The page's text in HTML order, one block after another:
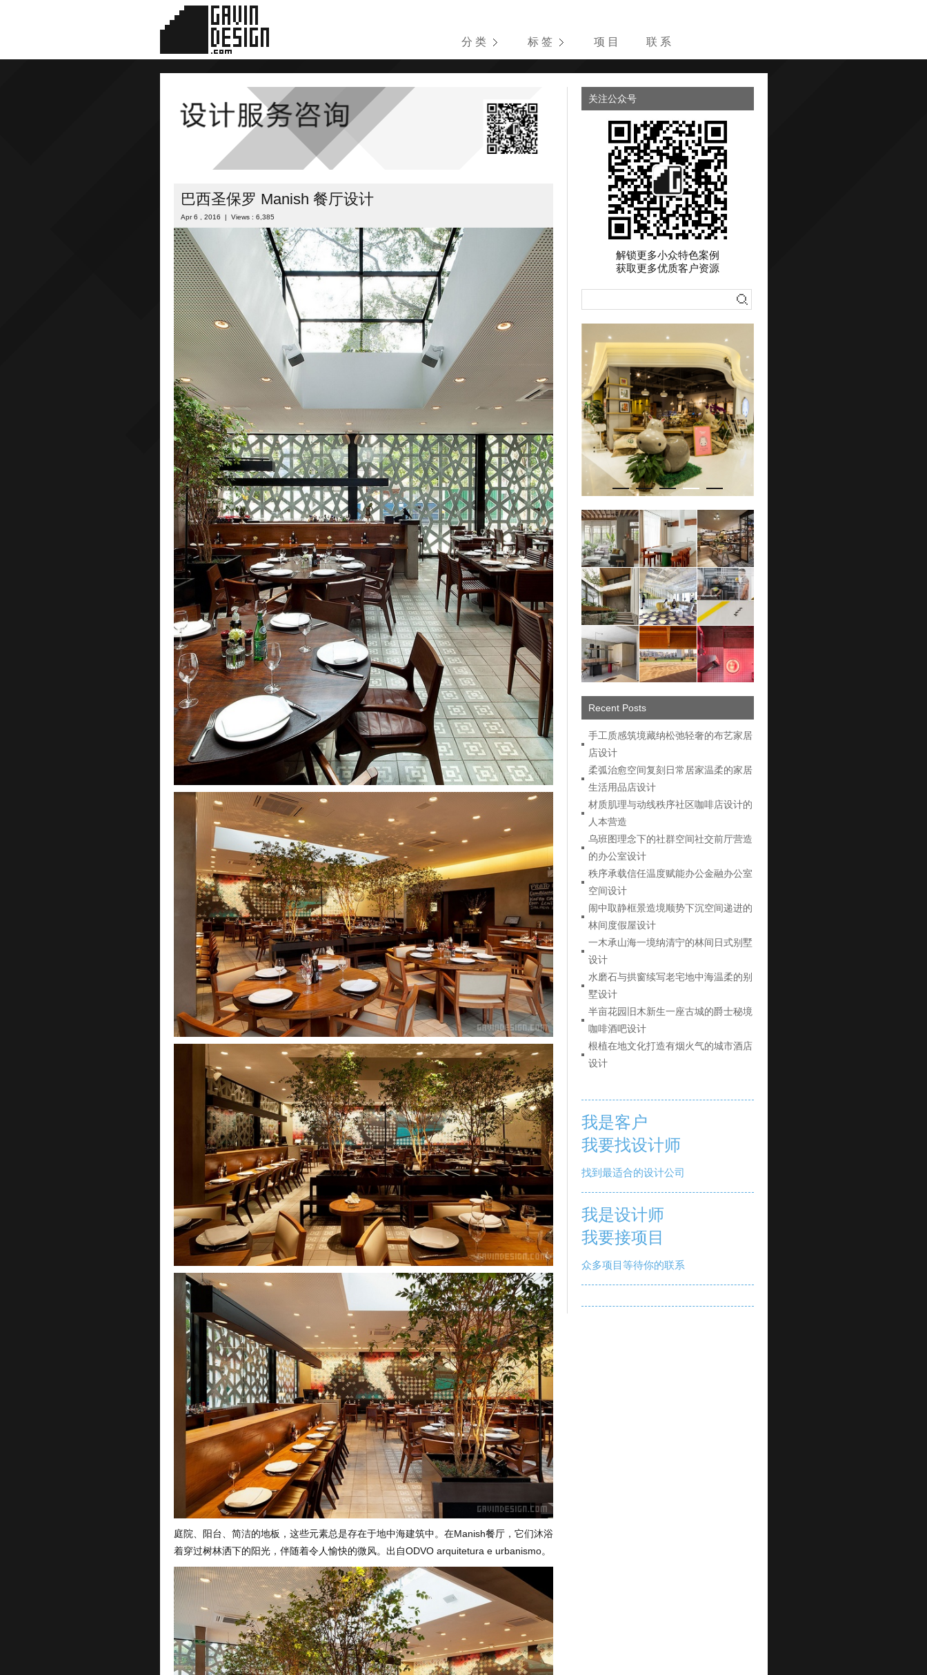
分 类 标 签 项 目 联 系
巴西圣保罗 Manish 餐厅设计
Apr 6 , 2016 | Views : 6,385
庭院、阳台、简洁的地板，这些元素总是存在于地中海建筑中。在Manish餐厅，它们沐浴
着穿过树林洒下的阳光，伴随着令人愉快的微风。出自ODVO arquitetura e urbanismo。
关注公众号
解锁更多小众特色案例
获取更多优质客户资源
Recent Posts
手工质感筑境藏纳松弛轻奢的布艺家居
店设计
柔弧治愈空间复刻日常居家温柔的家居
生活用品店设计
材质肌理与动线秩序社区咖啡店设计的
人本营造
乌班图理念下的社群空间社交前厅营造
的办公室设计
秩序承载信任温度赋能办公金融办公室
空间设计
闹中取静框景造境顺势下沉空间递进的
林间度假屋设计
一木承山海一境纳清宁的林间日式别墅
设计
水磨石与拱窗续写老宅地中海温柔的别
墅设计
半亩花园旧木新生一座古城的爵士秘境
咖啡酒吧设计
根植在地文化打造有烟火气的城市酒店
设计
我是客户
我要找设计师
找到最适合的设计公司
我是设计师
我要接项目
众多项目等待你的联系